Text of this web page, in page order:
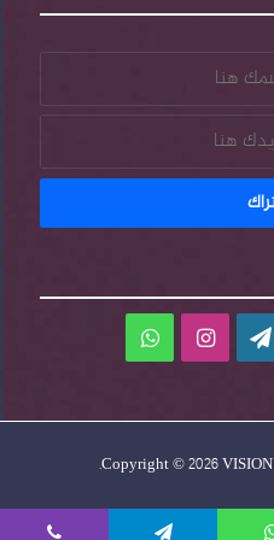
‫WordPress
انستقرامواتساب
Copyright © 2026
.